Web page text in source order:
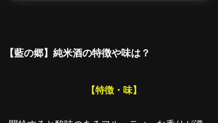
【藍の郷】純米酒の特徴や味は？
【特徴・味】